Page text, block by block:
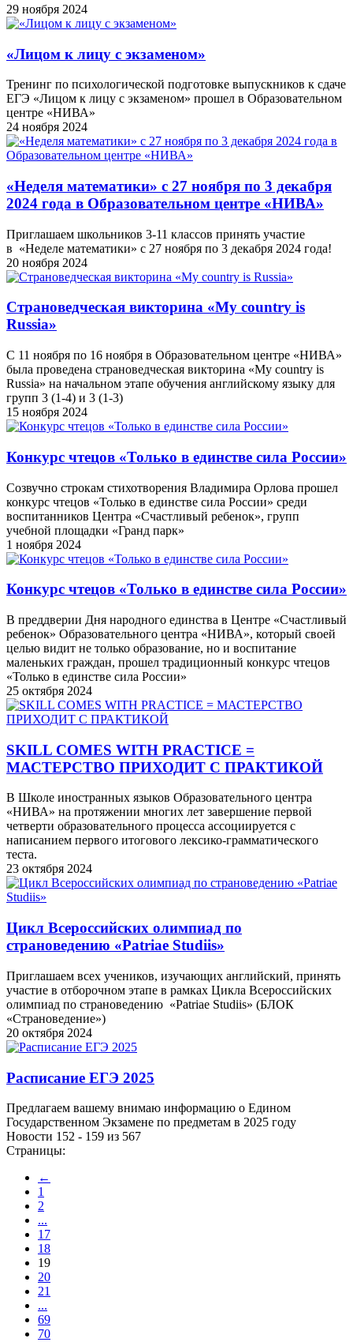
29 ноября 2024
«Лицом к лицу с экзаменом»
Тренинг по психологической подготовке выпускников к сдаче
ЕГЭ «Лицом к лицу с экзаменом» прошел в Образовательном
центре «НИВА»
24 ноября 2024
«Неделя математики» с 27 ноября по 3 декабря
2024 года в Образовательном центре «НИВА»
Приглашаем школьников 3-11 классов принять участие
в «Неделе математики» с 27 ноября по 3 декабря 2024 года!
20 ноября 2024
Cтрановедческая викторина «My country is
Russia»
С 11 ноября по 16 ноября в Образовательном центре «НИВА»
была проведена страноведческая викторина «My country is
Russia» на начальном этапе обучения английскому языку для
групп 3 (1-4) и 3 (1-3)
15 ноября 2024
Конкурс чтецов «Только в единстве сила России»
Созвучно строкам стихотворения Владимира Орлова прошел
конкурс чтецов «Только в единстве сила России» среди
воспитанников Центра «Счастливый ребенок», групп
учебной площадки «Гранд парк»
1 ноября 2024
Конкурс чтецов «Только в единстве сила России»
В преддверии Дня народного единства в Центре «Счастливый
ребенок» Образовательного центра «НИВА», который своей
целью видит не только образование, но и воспитание
маленьких граждан, прошел традиционный конкурс чтецов
«Только в единстве сила России»
25 октября 2024
SKILL COMES WITH PRACTICE =
МАСТЕРСТВО ПРИХОДИТ С ПРАКТИКОЙ
В Школе иностранных языков Образовательного центра
«НИВА» на протяжении многих лет завершение первой
четверти образовательного процесса ассоциируется с
написанием первого итогового лексико-грамматического
теста.
23 октября 2024
Цикл Всероссийских олимпиад по
страноведению «Patriae Studiis»
Приглашаем всех учеников, изучающих английский, принять
участие в отборочном этапе в рамках Цикла Всероссийских
олимпиад по страноведению «Patriae Studiis» (БЛОК
«Страноведение»)
20 октября 2024
Расписание ЕГЭ 2025
Предлагаем вашему внимаю информацию о Едином
Государственном Экзамене по предметам в 2025 году
Новости 152 - 159 из 567
Страницы:
←
1
2
...
17
18
19
20
21
...
69
70